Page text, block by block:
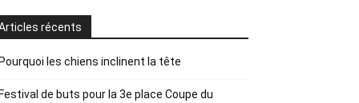
récents
Pourquoi les chiens inclinent la tête
Festival de buts pour la 3e place Coupe du